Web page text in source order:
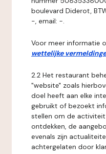
boulevard Diderot,
-, email: -.
Voor meer informatie
wettelijke
2.2 Het restaurant
"website" zoals
doel heeft aan elke
gebruikt of bezoekt
stellen om de
ontdekken, de
evenals zijn
achtergelaten door